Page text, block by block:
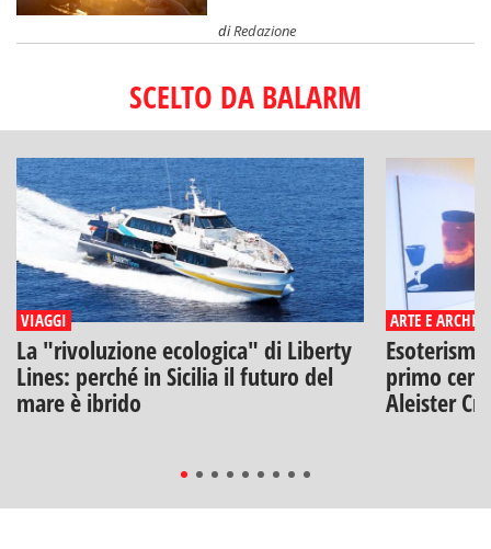
diRedazione
SCELTO DA BALARM
VIAGGI
La "rivoluzione ecologica" di Liberty
Lines: perché in Sicilia il futuro del
mare è ibrido
ARTE E
primo
Aleister